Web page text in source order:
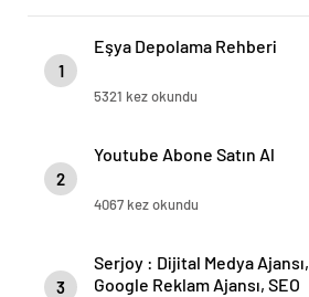
1
Eşya Depolama Rehberi
5321 kez okundu
2
Youtube Abone Satın Al
4067 kez okundu
3
Serjoy : Dijital Medya Ajansı,
Google Reklam Ajansı, SEO